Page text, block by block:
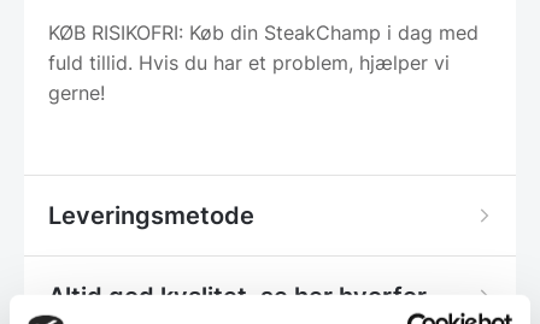
KØB RISIKOFRI: Køb din SteakChamp i dag med
fuld tillid. Hvis du har et problem, hjælper vi
gerne!
Leveringsmetode
Altid god kvalitet, se her hvorfor